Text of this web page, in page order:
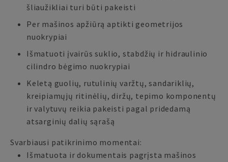
šliaužikliai turi būti pakeisti
Per mašinos apžiūrą aptikti geometrijos
nuokrypiai
Išmatuoti įvairūs suklio, stabdžių ir hidraulinio
cilindro bėgimo nuokrypiai
Keletą guolių, rutulinių varžtų, sandariklių,
kreipiamųjų ritinėlių, diržų, tepimo komponentų
ir valytuvų reikia pakeisti pagal pridedamą
atsarginių dalių sąrašą
Svarbiausi patikrinimo momentai:
Išmatuota ir dokumentais pagrįsta mašinos